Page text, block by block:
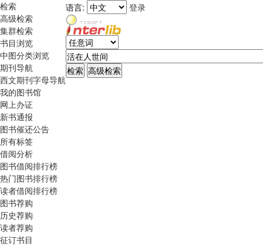
检索
高级检索
集群检索
书目浏览
中图分类浏览
期刊导航
西文期刊字母导航
我的图书馆
网上办证
新书通报
图书催还公告
所有标签
借阅分析
图书借阅排行榜
热门图书排行榜
读者借阅排行榜
图书荐购
历史荐购
读者荐购
征订书目
语言: 登录